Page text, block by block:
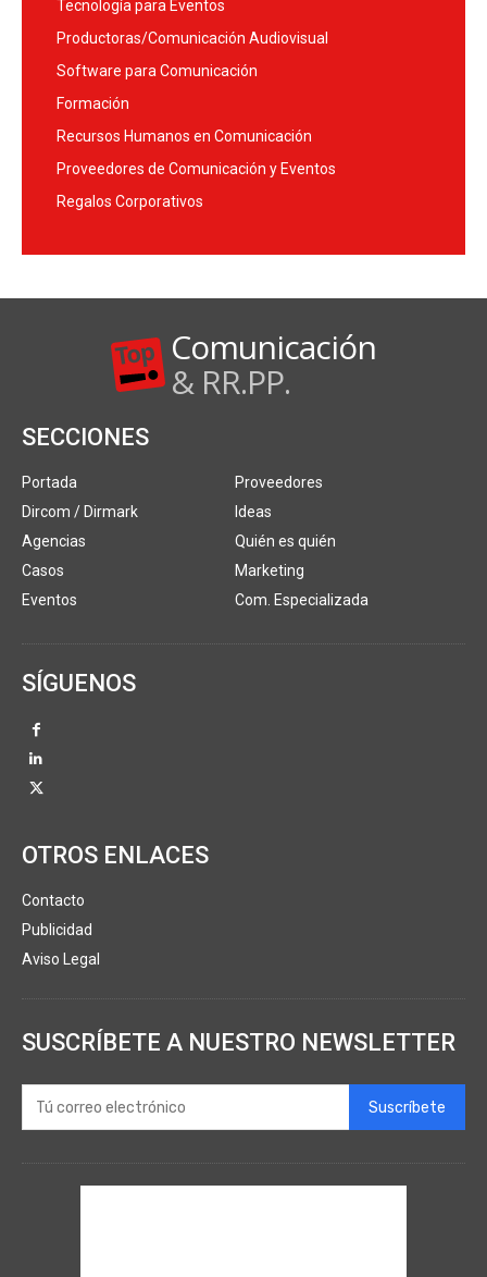
Tecnología para Eventos
Productoras/Comunicación Audiovisual
Software para Comunicación
Formación
Recursos Humanos en Comunicación
Proveedores de Comunicación y Eventos
Regalos Corporativos
Comunicación
& RR.PP.
SECCIONES
Portada
Dircom / Dirmark
Agencias
Casos
Eventos
Proveedores
Ideas
Quién es quién
Marketing
Com. Especializada
SÍGUENOS
OTROS ENLACES
Contacto
Publicidad
Aviso Legal
SUSCRÍBETE A NUESTRO NEWSLETTER
Suscríbete